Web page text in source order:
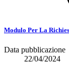
Modulo Per La
Data pubblicazione
22/04/2024